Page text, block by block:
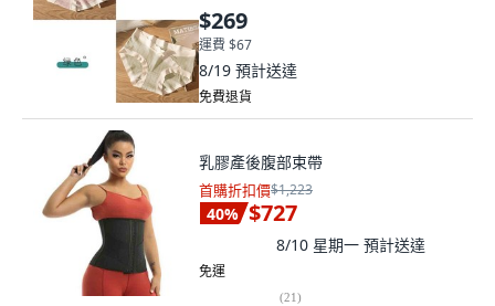
$269
運費 $67
8/19 預計送達
免費退貨
乳膠產後腹部束帶
首購折扣價$1,223
40% $727
8/10 星期一 預計送達
免運
(21)